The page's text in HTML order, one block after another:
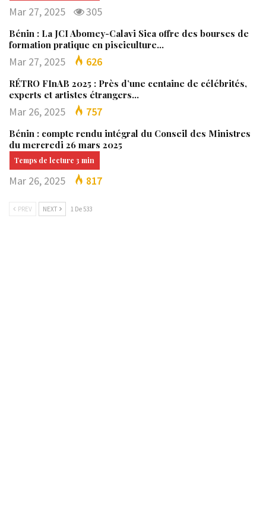
Mar 27, 2025 305
Bénin : La JCI Abomey-Calavi Sica offre des bourses de
formation pratique en pisciculture…
Mar 27, 2025 626
RÉTRO FInAB 2025 : Près d’une centaine de célébrités,
experts et artistes étrangers…
Mar 26, 2025 757
Bénin : compte rendu intégral du Conseil des Ministres
du mercredi 26 mars 2025
Mar 26, 2025 817
PREV NEXT 1 De 533